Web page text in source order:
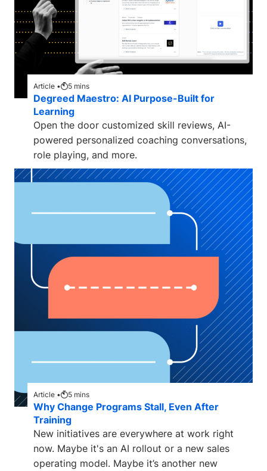
Article • 5 mins
Degreed Maestro: AI Purpose-Built for
Learning
Open the door customized skill reviews, AI-
powered personalized coaching conversations,
role playing, and more.
Article • 5 mins
Why Change Programs Stall, Even After
Training
New initiatives are everywhere at work right
now. Maybe it's an AI rollout or a new sales
operating model. Maybe it’s another new